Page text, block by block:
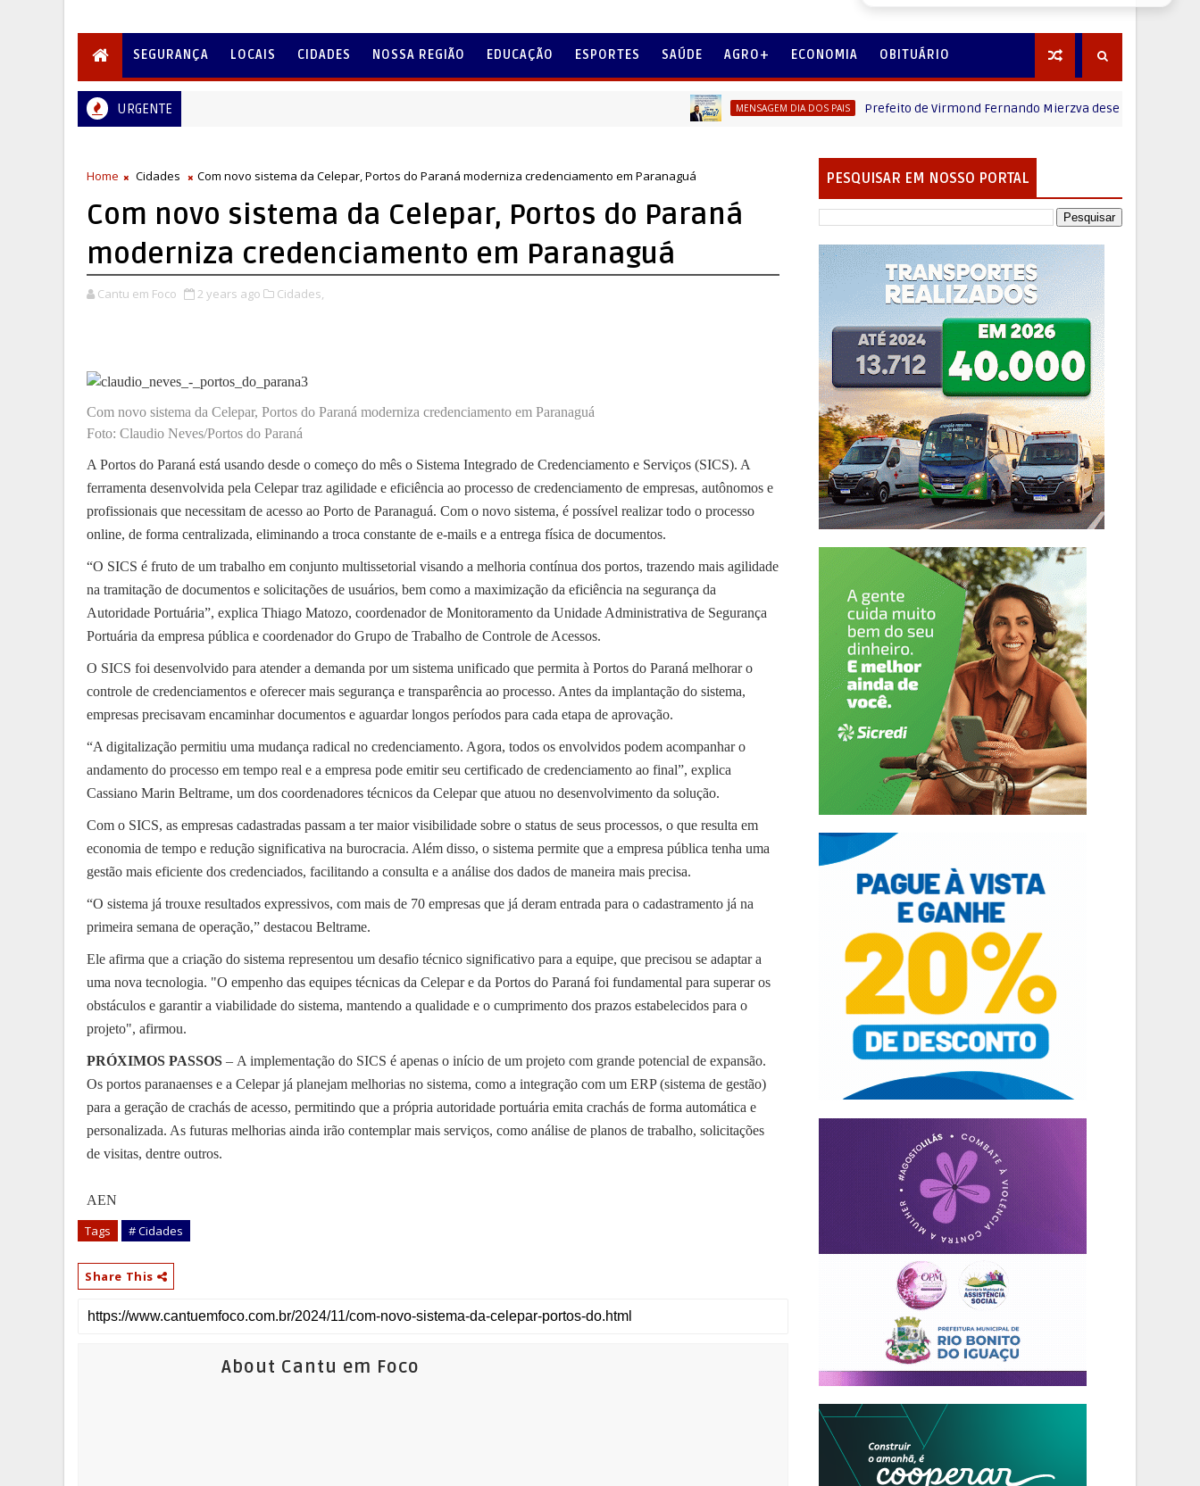
SEGURANÇA LOCAIS CIDADES NOSSA REGIÃO EDUCAÇÃO ESPORTES SAÚDE AGRO+ ECONOMIA OBITUÁRIO
URGENTE MENSAGEM DIA DOS PAIS Prefeito de Virmond Fernando Mierzva deseja um Feliz dia dos
Home Cidades Com novo sistema da Celepar, Portos do Paraná moderniza credenciamento em Paranaguá
Com novo sistema da Celepar, Portos do Paraná
moderniza credenciamento em Paranaguá
Cantu em Foco 2 years ago Cidades,
Com novo sistema da Celepar, Portos do Paraná moderniza credenciamento em Paranaguá
Foto: Claudio Neves/Portos do Paraná
A Portos do Paraná está usando desde o começo do mês o Sistema Integrado de Credenciamento e Serviços (SICS). A
ferramenta desenvolvida pela Celepar traz agilidade e eficiência ao processo de credenciamento de empresas, autônomos e
profissionais que necessitam de acesso ao Porto de Paranaguá. Com o novo sistema, é possível realizar todo o processo
online, de forma centralizada, eliminando a troca constante de e-mails e a entrega física de documentos.
“O SICS é fruto de um trabalho em conjunto multissetorial visando a melhoria contínua dos portos, trazendo mais agilidade
na tramitação de documentos e solicitações de usuários, bem como a maximização da eficiência na segurança da
Autoridade Portuária”, explica Thiago Matozo, coordenador de Monitoramento da Unidade Administrativa de Segurança
Portuária da empresa pública e coordenador do Grupo de Trabalho de Controle de Acessos.
O SICS foi desenvolvido para atender a demanda por um sistema unificado que permita à Portos do Paraná melhorar o
controle de credenciamentos e oferecer mais segurança e transparência ao processo. Antes da implantação do sistema,
empresas precisavam encaminhar documentos e aguardar longos períodos para cada etapa de aprovação.
“A digitalização permitiu uma mudança radical no credenciamento. Agora, todos os envolvidos podem acompanhar o
andamento do processo em tempo real e a empresa pode emitir seu certificado de credenciamento ao final”, explica
Cassiano Marin Beltrame, um dos coordenadores técnicos da Celepar que atuou no desenvolvimento da solução.
Com o SICS, as empresas cadastradas passam a ter maior visibilidade sobre o status de seus processos, o que resulta em
economia de tempo e redução significativa na burocracia. Além disso, o sistema permite que a empresa pública tenha uma
gestão mais eficiente dos credenciados, facilitando a consulta e a análise dos dados de maneira mais precisa.
“O sistema já trouxe resultados expressivos, com mais de 70 empresas que já deram entrada para o cadastramento já na
primeira semana de operação,” destacou Beltrame.
Ele afirma que a criação do sistema representou um desafio técnico significativo para a equipe, que precisou se adaptar a
uma nova tecnologia. "O empenho das equipes técnicas da Celepar e da Portos do Paraná foi fundamental para superar os
obstáculos e garantir a viabilidade do sistema, mantendo a qualidade e o cumprimento dos prazos estabelecidos para o
projeto", afirmou.
PRÓXIMOS PASSOS – A implementação do SICS é apenas o início de um projeto com grande potencial de expansão.
Os portos paranaenses e a Celepar já planejam melhorias no sistema, como a integração com um ERP (sistema de gestão)
para a geração de crachás de acesso, permitindo que a própria autoridade portuária emita crachás de forma automática e
personalizada. As futuras melhorias ainda irão contemplar mais serviços, como análise de planos de trabalho, solicitações
de visitas, dentre outros.
AEN
Tags # Cidades
Share This
About Cantu em Foco
PESQUISAR EM NOSSO PORTAL